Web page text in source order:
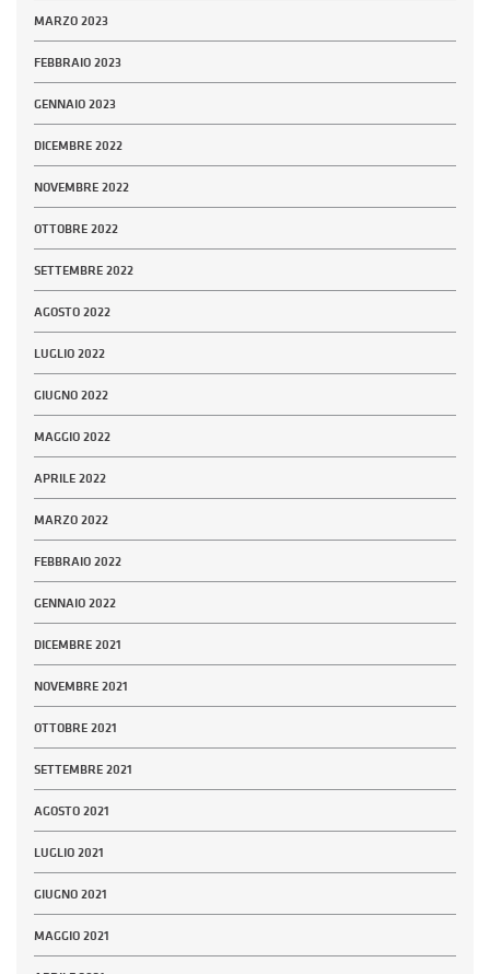
MARZO 2023
FEBBRAIO 2023
GENNAIO 2023
DICEMBRE 2022
NOVEMBRE 2022
OTTOBRE 2022
SETTEMBRE 2022
AGOSTO 2022
LUGLIO 2022
GIUGNO 2022
MAGGIO 2022
APRILE 2022
MARZO 2022
FEBBRAIO 2022
GENNAIO 2022
DICEMBRE 2021
NOVEMBRE 2021
OTTOBRE 2021
SETTEMBRE 2021
AGOSTO 2021
LUGLIO 2021
GIUGNO 2021
MAGGIO 2021